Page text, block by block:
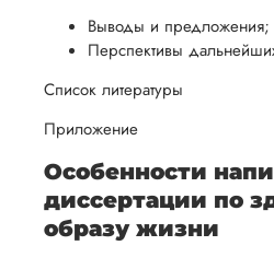
Выводы и предложения;
Перспективы
Список литературы
Приложение
Особенности
диссертации по
образу жизни